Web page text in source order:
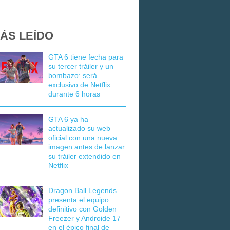
LEÍDO
GTA 6 tiene fecha para
su tercer tráiler y un
bombazo: será
exclusivo de Netflix
durante 6 horas
GTA 6 ya ha
actualizado su web
oficial con una nueva
imagen antes de lanzar
su tráiler extendido en
Netflix
Dragon Ball Legends
presenta el equipo
definitivo con Golden
Freezer y Androide 17
en el épico final de